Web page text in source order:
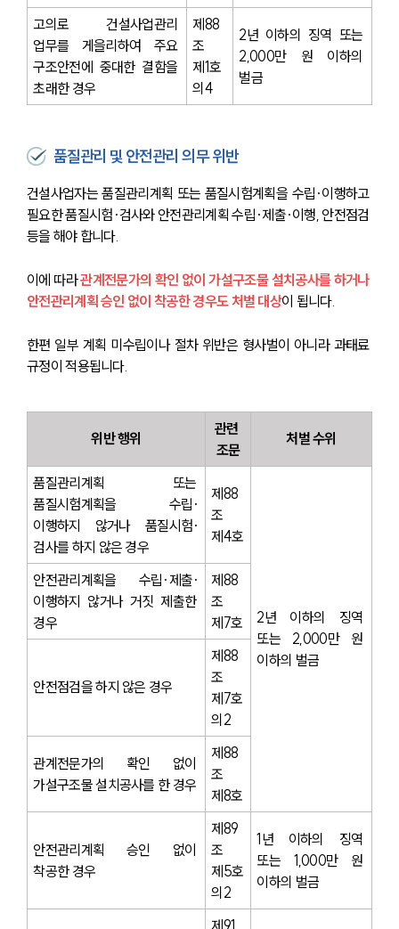
고의로 건설사업관리
업무를 게을리하여 주요
구조안전에 중대한 결함을
초래한 경우
제88
조
제1호
의4
2년 이하의 징역 또는
2,000만 원 이하의
벌금
품질관리 및 안전관리 의무 위반
건설사업자는 품질관리계획 또는 품질시험계획을 수립·이행하고
필요한 품질시험·검사와 안전관리계획 수립·제출·이행, 안전점검
등을 해야 합니다.
이에 따라 관계전문가의 확인 없이 가설구조물 설치공사를 하거나
안전관리계획 승인 없이 착공한 경우도 처벌 대상이 됩니다.
한편 일부 계획 미수립이나 절차 위반은 형사벌이 아니라 과태료
규정이 적용됩니다.
위반 행위
관련
조문
처벌 수위
품질관리계획 또는
품질시험계획을 수립·
이행하지 않거나 품질시험·
검사를 하지 않은 경우
제88
조
제4호
2년 이하의 징역
또는 2,000만 원
이하의 벌금
안전관리계획을 수립·제출·
이행하지 않거나 거짓 제출한
경우
제88
조
제7호
안전점검을 하지 않은 경우
제88
조
제7호
의2
관계전문가의 확인 없이
가설구조물 설치공사를 한 경우
제88
조
제8호
안전관리계획 승인 없이
착공한 경우
제89
조
제5호
의2
1년 이하의 징역
또는 1,000만 원
이하의 벌금